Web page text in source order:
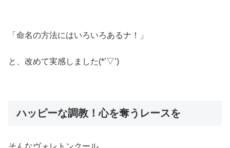
「命名の方法にはいろいろあるナ！」
と、改めて実感しました(*’▽’)
ハッピーな調教！心を奪うレースを
そんなヴォレトンクール。